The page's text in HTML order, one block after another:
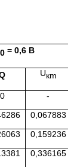
= 0,6 В
Uкm
0
-
0,067883
0,159236
0,336165